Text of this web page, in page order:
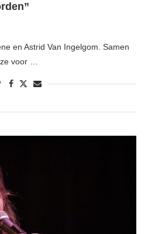
en Astrid Van Ingelgom. Samen
voor …